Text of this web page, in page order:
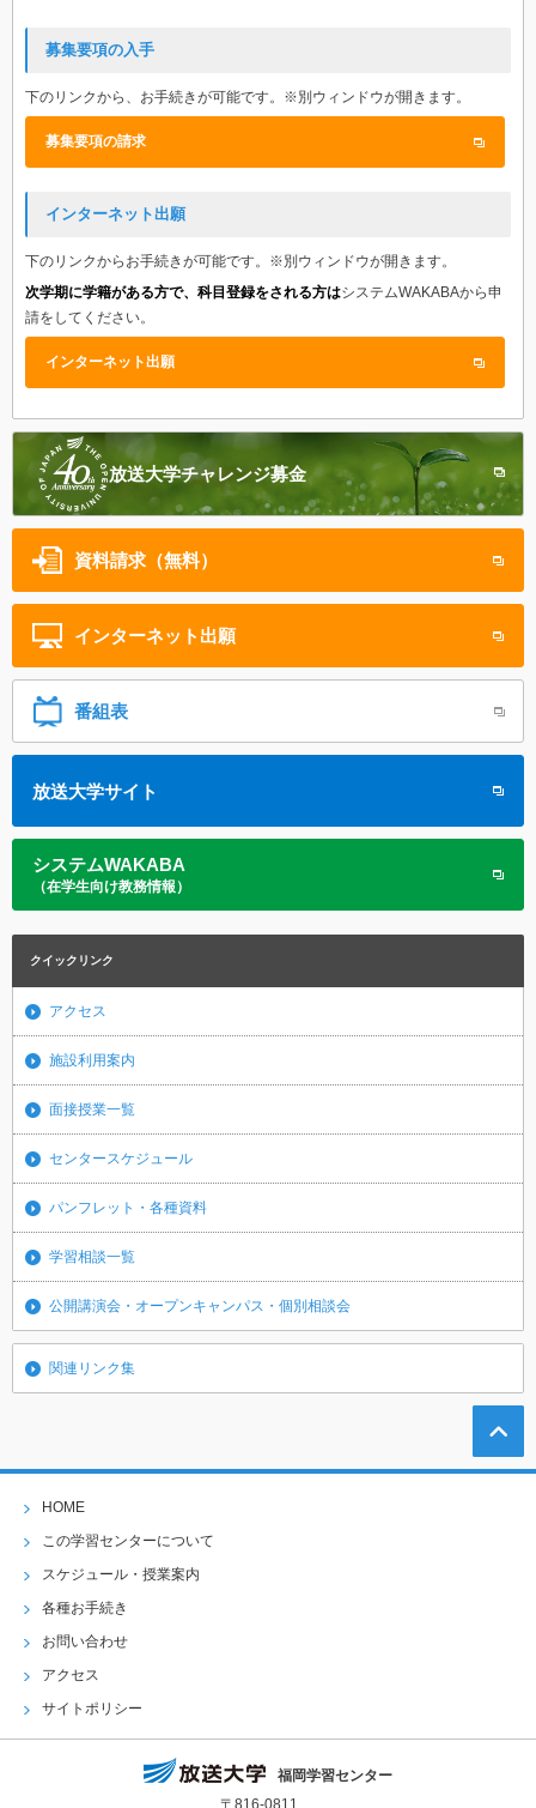
募集要項の入手
下のリンクから、お手続きが可能です。※別ウィンドウが開きます。
募集要項の請求
インターネット出願
下のリンクからお手続きが可能です。※別ウィンドウが開きます。
次学期に学籍がある方で、科目登録をされる方はシステムWAKABAから申
請をしてください。
インターネット出願
放送大学チャレンジ募金
資料請求（無料）
インターネット 出願
番組表
放送大学サイト
システムWAKABA
（在学生向け教務情報）
クイックリンク
アクセス
施設利用案内
面接授業一覧
センタースケジュール
パンフレット・各種資料
学習相談一覧
公開講演会・オープンキャンパス・個別相談会
関連リンク集
HOME
この学習センターについて
スケジュール・授業案内
各種お手続き
お問い合わせ
アクセス
サイトポリシー
福岡学習センター
〒816-0811